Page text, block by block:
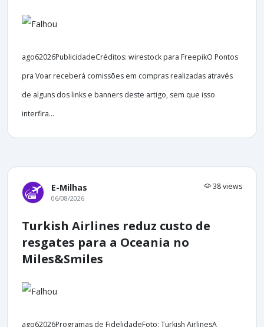
ago62026PublicidadeCréditos: wirestock para FreepikO Pontos
pra Voar receberá comissões em compras realizadas através
de alguns dos links e banners deste artigo, sem que isso
interfira...
E-Milhas 38 views
06/08/2026
Turkish Airlines reduz custo de
resgates para a Oceania no
Miles&Smiles
ago62026Programas de FidelidadeFoto: Turkish AirlinesA